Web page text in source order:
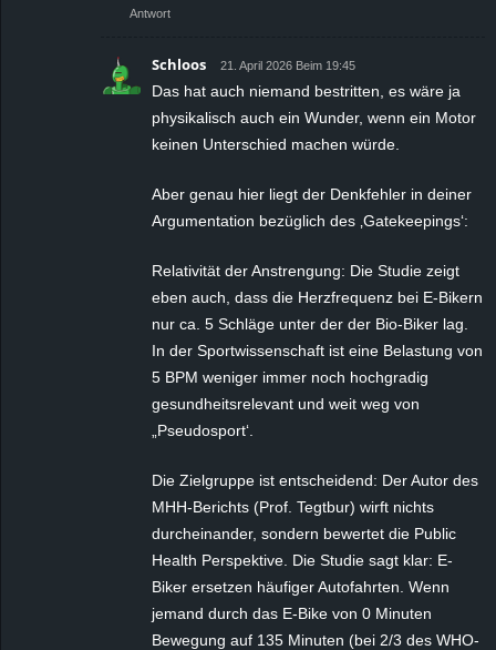
Antwort
Schloos 21. April 2026 Beim 19:45
Das hat auch niemand bestritten, es wäre ja
physikalisch auch ein Wunder, wenn ein Motor
keinen Unterschied machen würde.
Aber genau hier liegt der Denkfehler in deiner
Argumentation bezüglich des ‚Gatekeepings‘:
Relativität der Anstrengung: Die Studie zeigt
eben auch, dass die Herzfrequenz bei E-Bikern
nur ca. 5 Schläge unter der der Bio-Biker lag.
In der Sportwissenschaft ist eine Belastung von
5 BPM weniger immer noch hochgradig
gesundheitsrelevant und weit weg von
„Pseudosport‘.
Die Zielgruppe ist entscheidend: Der Autor des
MHH-Berichts (Prof. Tegtbur) wirft nichts
durcheinander, sondern bewertet die Public
Health Perspektive. Die Studie sagt klar: E-
Biker ersetzen häufiger Autofahrten. Wenn
jemand durch das E-Bike von 0 Minuten
Bewegung auf 135 Minuten (bei 2/3 des WHO-